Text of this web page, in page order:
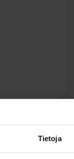
Tietoja